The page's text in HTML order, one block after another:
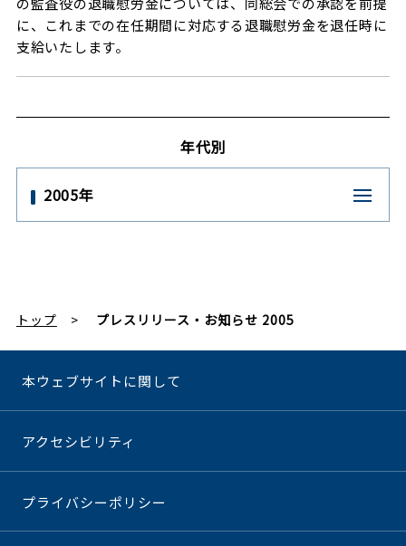
に、これまでの在任期間に対応する退職慰労金を退任時に
支給いたします。
年代別
2005年
トップ プレスリリース・お知らせ 2005
本ウェブサイトに関して
アクセシビリティ
プライバシーポリシー